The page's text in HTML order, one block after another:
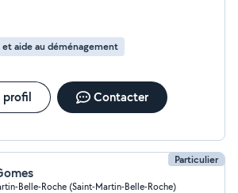
aide au déménagement
profil Contacter
Particulier
Belle-Roche (Saint-Martin-Belle-Roche)